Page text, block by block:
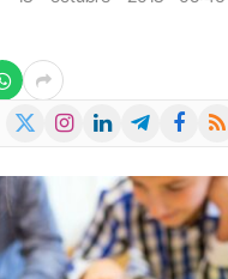
X
InstagramLinkedInTelegramFacebook
RSS